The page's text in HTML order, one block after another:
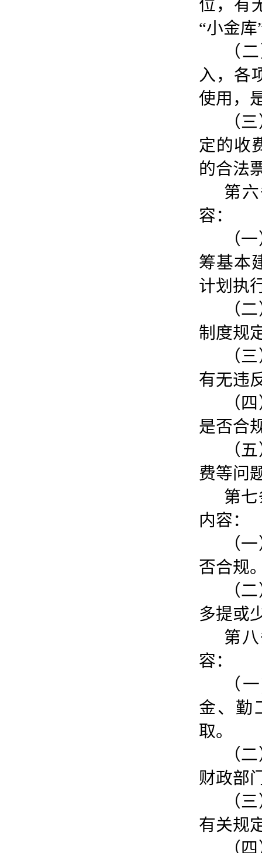
位，有
“小金
（
入，各
使用，
（
定的收
的合法
第
容：
（
筹基本
计划执
（
制度规
（
有无违
（
是否合
（
费等问
第
内容：
（
否合规
（
多提或
第
容：
（
金、勤
取。
（
财政部
（
有关规
（